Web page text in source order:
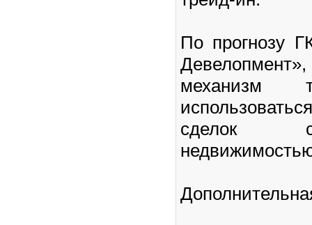
По прогнозу
механизм
сделок с